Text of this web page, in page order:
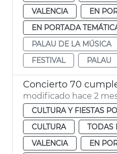
VALENCIA
EN
EN PORTADA
PALAU DE LA MÚSICA
FESTIVAL
PALAU
modificado hace 2
CULTURA Y FIESTAS
CULTURA
TODAS
VALENCIA
EN